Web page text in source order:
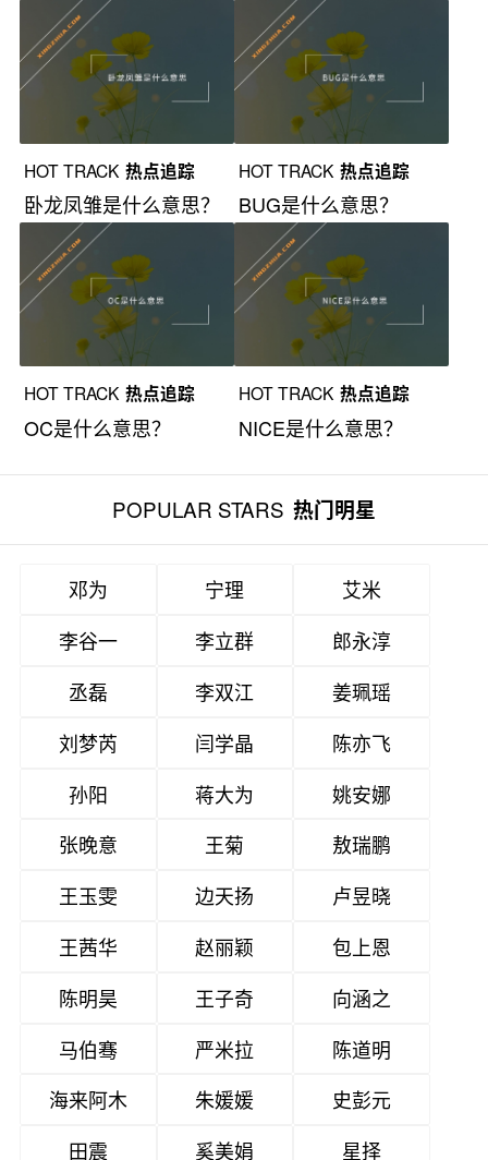
HOT TRACK 热点追踪
卧龙凤雏是什么意思？
HOT TRACK 热点追踪
BUG是什么意思？
HOT TRACK 热点追踪
OC是什么意思？
HOT TRACK 热点追踪
NICE是什么意思？
POPULAR STARS 热门明星
邓为 宁理
艾米
李谷一
李立群
郎永淳
丞磊
李双江
姜珮瑶
刘梦芮
闫学晶
陈亦飞
孙阳
蒋大为
姚安娜
张晚意
王菊
敖瑞鹏
王玉雯
边天扬
卢昱晓
王茜华
赵丽颖
包上恩
陈明昊
王子奇
向涵之
马伯骞
严米拉
陈道明
海来阿木
朱媛媛
史彭元
田震
奚美娟 星择